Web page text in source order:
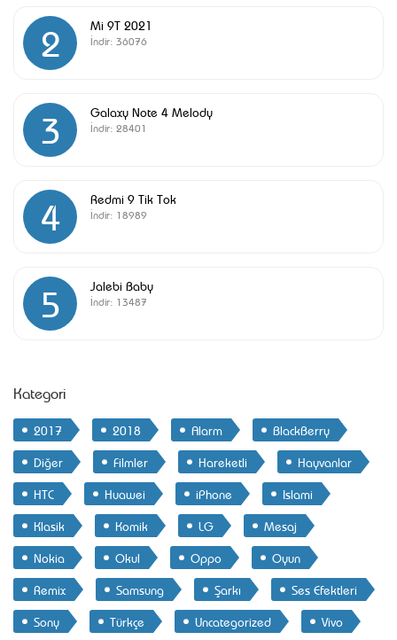
2 Mi 9T 2021
İndir: 36076
3 Galaxy Note 4 Melody
İndir: 28401
4 Redmi 9 Tik Tok
İndir: 18989
5 Jalebi Baby
İndir: 13487
Kategori
2017 2018 Alarm
BlackBerry
Diğer
Filmler Hareketli
Hayvanlar
HTC
Huawei iPhone
Islami
Klasik
Komik LG
Mesaj
Nokia
Okul Oppo
Oyun
Remix
Samsung Şarkı
Ses Efektleri
Sony
Türkçe Uncategorized Vivo